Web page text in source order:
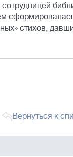
стихов,
Вернуться к